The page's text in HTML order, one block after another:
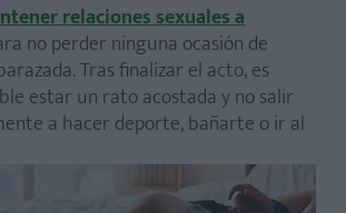
relaciones sexuales a
no perder ninguna ocasión de
Tras finalizar el acto, es
estar un rato acostada y no salir
a hacer deporte, bañarte o ir al